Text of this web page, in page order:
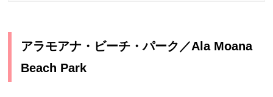
アラモアナ・ビーチ・パーク／Ala Moana
Beach Park